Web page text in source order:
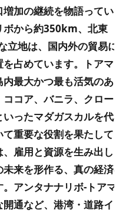
加の継続を物語っていま
ボから約350km、北東
立地は、国内外の貿易に
占めています。トアマシ
最大かつ最も活気のある
コア、バニラ、クロー
ったマダガスカルを代表
重要な役割を果たしてい
雇用と資源を生み出し、
来を形作る、真の経済の
アンタナナリボ-トアマシ
通など、港湾・道路イン